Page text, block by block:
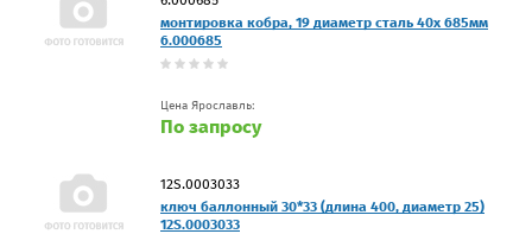
монтировка кобра, 19 диаметр сталь 40х 685мм
6.000685
Цена Ярославль:
По запросу
12S.0003033
ключ баллонный 30*33 (длина 400, диаметр 25)
12S.0003033